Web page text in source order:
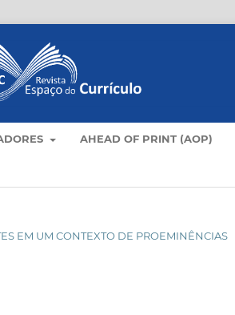
AHEAD OF PRINT (AOP)
EM UM CONTEXTO DE PROEMINÊNCIAS